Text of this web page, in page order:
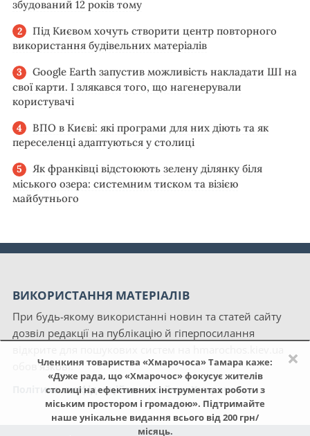
×
Членкиня товариства «Хмарочоса» Тамара каже:
«Дуже рада, що «Хмарочос» фокусує жителів
столиці на ефективних інструментах роботи з
міським простором і громадою». Підтримайте
наше унікальне видання всього від 200 грн/
місяць.
збудований 12 років тому
Під Києвом хочуть створити центр повторного
використання будівельних матеріалів
Google Earth запустив можливість накладати ШІ на
свої карти. І злякався того, що нагенерували
користувачі
ВПО в Києві: які програми для них діють та як
переселенці адаптуються у столиці
Як франківці відстоюють зелену ділянку біля
міського озера: системним тиском та візією
майбутнього
ВИКОРИСТАННЯ МАТЕРІАЛІВ
При будь-якому використанні новин та статей сайту
дозвіл редакції на публікацію й гіперпосилання
обов'язкові.
Політика конфіденційності сайту «Хмарочос»